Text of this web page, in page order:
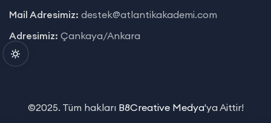
Mail Adresimiz: destek@atlantikakademi.com
Adresimiz: Çankaya/Ankara
©2025. Tüm hakları B8Creative Medya'ya Aittir!